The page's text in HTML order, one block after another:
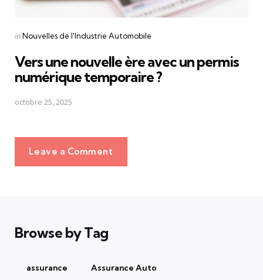
Posted
inNouvelles de l'Industrie Automobile
Vers une nouvelle ère avec un permis
numérique temporaire ?
octobre 25, 2025
Leave a Comment
Browse by Tag
assurance Assurance Auto